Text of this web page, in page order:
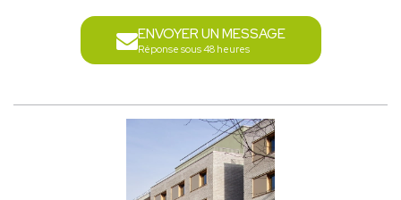
ENVOYER UN MESSAGE
Réponse sous 48 heures